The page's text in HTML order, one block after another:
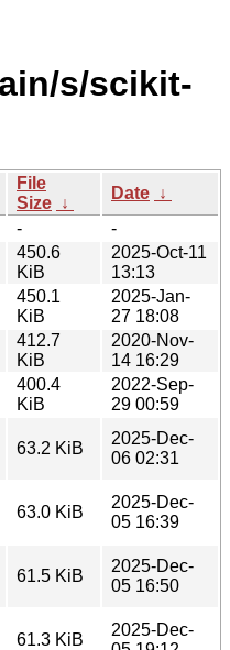
s/scikit-
File
Size ↓
Date ↓
-
-
450.6
KiB
2025-Oct-11
13:13
450.1
KiB
2025-Jan-
27 18:08
412.7
KiB
2020-Nov-
14 16:29
400.4
KiB
2022-Sep-
29 00:59
63.2 KiB
2025-Dec-
06 02:31
63.0 KiB
2025-Dec-
05 16:39
61.5 KiB
2025-Dec-
05 16:50
61.3 KiB
2025-Dec-